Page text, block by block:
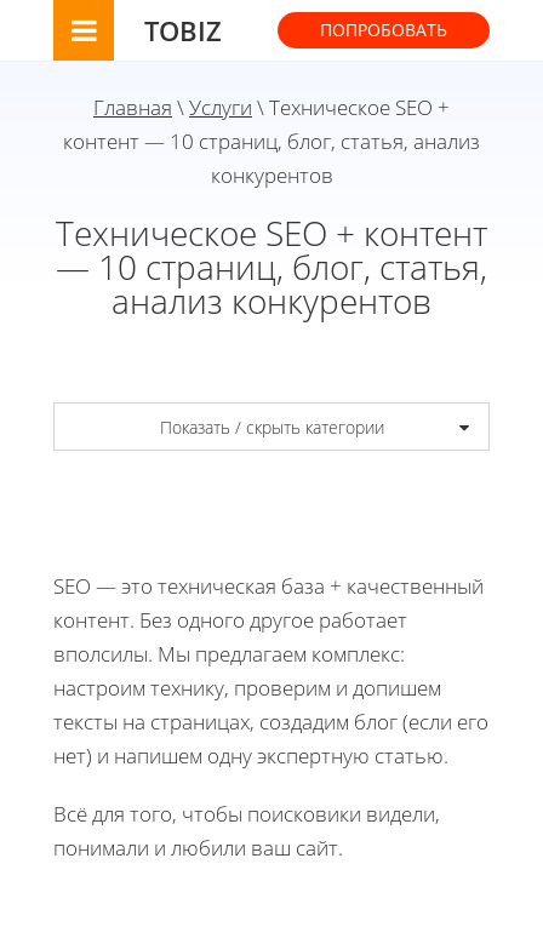
TOBIZ ПОПРОБОВАТЬ
Главная \Услуги \ Техническое SEO +
контент — 10 страниц, блог, статья, анализ
конкурентов
Техническое SEO + контент
— 10 страниц, блог, статья,
анализ конкурентов
Показать / скрыть категории
SEO — это техническая база + качественный
контент. Без одного другое работает
вполсилы. Мы предлагаем комплекс:
настроим технику, проверим и допишем
тексты на страницах, создадим блог (если его
нет) и напишем одну экспертную статью.
Всё для того, чтобы поисковики видели,
понимали и любили ваш сайт.